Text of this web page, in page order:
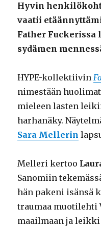
Hyvin
vaatii
Father Fuckerissa
sydämen
HYPE-kollektiivin
nimestään
mieleen lasten
harhanäky.
Sara Mellerin
Melleri kertoo
Sanomiin
hän pakeni isänsä
traumaa muotilehti
maailmaan ja